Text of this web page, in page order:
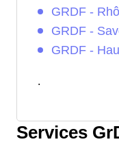
GRDF -
GRDF -
GRDF -
.
Services